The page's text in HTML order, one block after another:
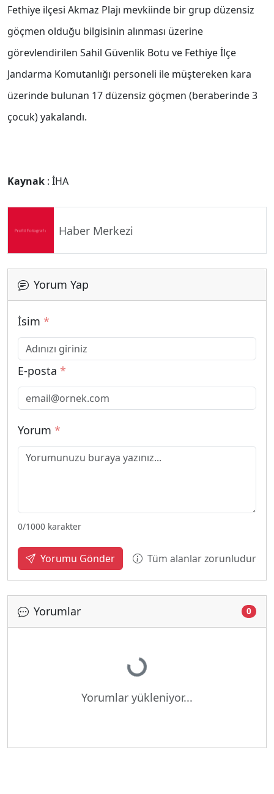
Fethiye ilçesi Akmaz Plajı mevkiinde bir grup düzensiz
göçmen olduğu bilgisinin alınması üzerine
görevlendirilen Sahil Güvenlik Botu ve Fethiye İlçe
Jandarma Komutanlığı personeli ile müştereken kara
üzerinde bulunan 17 düzensiz göçmen (beraberinde 3
çocuk) yakalandı.
Kaynak : İHA
Haber Merkezi
Yorum Yap
İsim *
E-posta *
Yorum *
0/1000 karakter
Yorumu Gönder Tüm alanlar zorunludur
Yorumlar 0
Yükleniyor...
Yorumlar yükleniyor...